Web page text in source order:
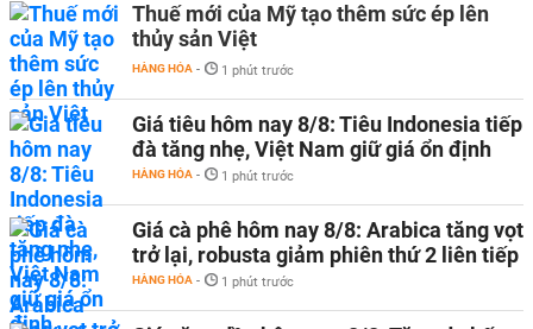
Thuế mới của Mỹ tạo thêm sức ép lên
thủy sản Việt
HÀNG HÓA - 1 phút trước
Giá tiêu hôm nay 8/8: Tiêu Indonesia tiếp
đà tăng nhẹ, Việt Nam giữ giá ổn định
HÀNG HÓA - 1 phút trước
Giá cà phê hôm nay 8/8: Arabica tăng vọt
trở lại, robusta giảm phiên thứ 2 liên tiếp
HÀNG HÓA - 1 phút trước